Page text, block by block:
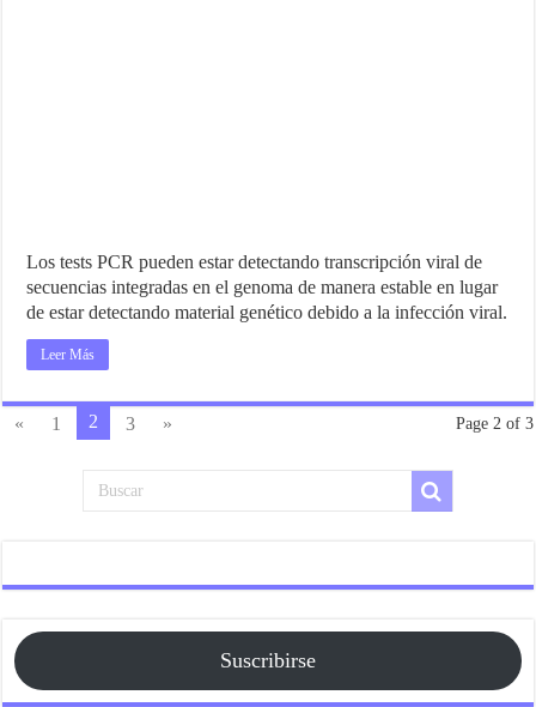
Los tests PCR pueden estar detectando transcripción viral de
secuencias integradas en el genoma de manera estable en lugar
de estar detectando material genético debido a la infección viral.
Leer Más
Page 2 of 3
« 1 2 3 »
Suscribirse